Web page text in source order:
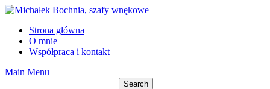
Skip
contentStrona główna
O mnie
Współpraca i kontakt
Main Menu